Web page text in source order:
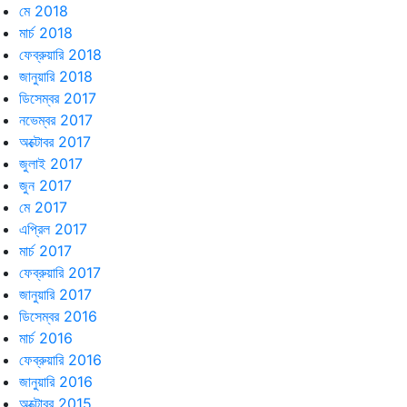
মে 2018
মার্চ 2018
ফেব্রুয়ারি 2018
জানুয়ারি 2018
ডিসেম্বর 2017
নভেম্বর 2017
অক্টোবর 2017
জুলাই 2017
জুন 2017
মে 2017
এপ্রিল 2017
মার্চ 2017
ফেব্রুয়ারি 2017
জানুয়ারি 2017
ডিসেম্বর 2016
মার্চ 2016
ফেব্রুয়ারি 2016
জানুয়ারি 2016
অক্টোবর 2015